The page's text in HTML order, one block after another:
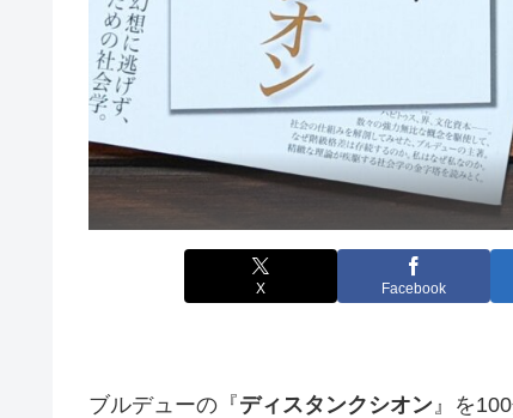
X Facebook
ブルデューの『ディスタンクシオン 』を